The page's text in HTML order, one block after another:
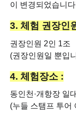
이 변경되었습니
3. 체험 권장인
권장인원 2인 1조
(권장인원일 뿐입
4. 체험장소 :
동인천·개항장 일
(누들 스탬프 투어